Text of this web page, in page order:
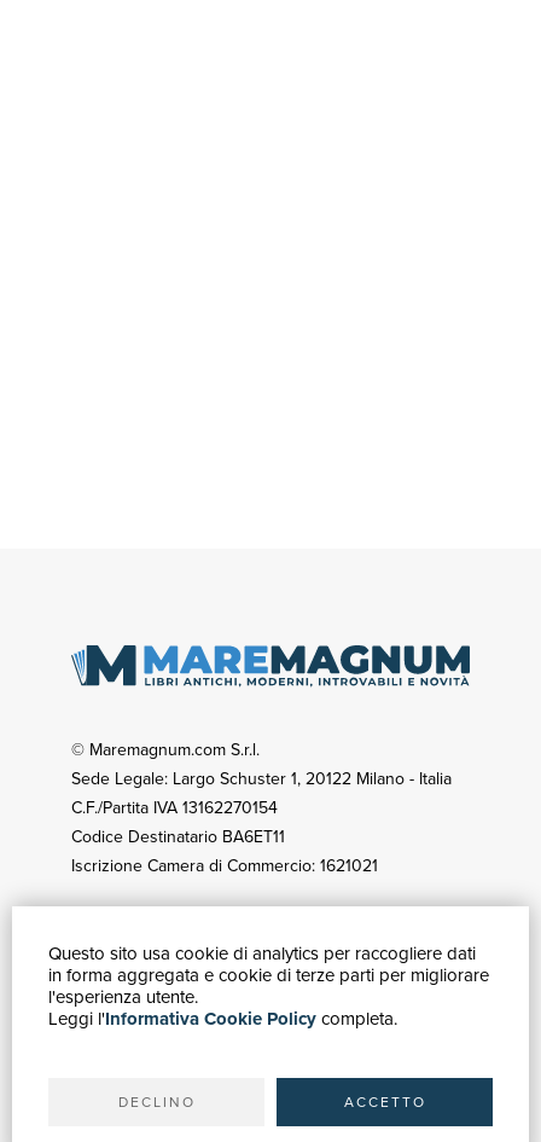
Questo sito usa cookie di analytics per raccogliere dati
in forma aggregata e cookie di terze parti per migliorare
l'esperienza utente.
Leggi l'Informativa Cookie Policycompleta.
DECLINO ACCETTO
© Maremagnum.com S.r.l.
Sede Legale: Largo Schuster 1, 20122 Milano - Italia
C.F./Partita IVA 13162270154
Codice Destinatario BA6ET11
Iscrizione Camera di Commercio: 1621021
GUIDA ACQUISTI
Catalogo
Ricerca avanzata
Spedizioni